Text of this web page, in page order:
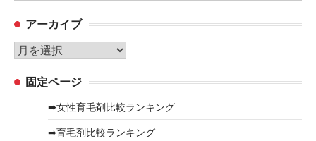
ゴ
リ
ー
アーカイブ
ア
カ 固定ページ
➡女性育毛剤比較ランキング
➡育毛剤比較ランキング